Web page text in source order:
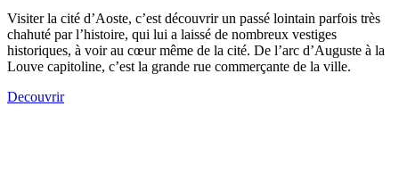
Visiter la cité d’Aoste, c’est découvrir un passé lointain parfois très
chahuté par l’histoire, qui lui a laissé de nombreux vestiges
historiques, à voir au cœur même de la cité. De l’arc d’Auguste à la
Louve capitoline, c’est la grande rue commerçante de la ville.
Decouvrir